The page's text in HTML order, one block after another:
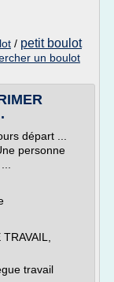
/ petit boulot
un boulot
départ ...
personne
travail